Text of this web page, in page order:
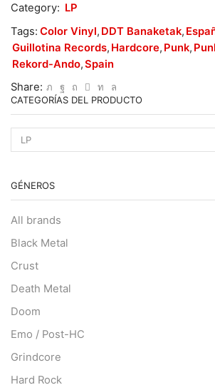
Amable
Category: LP
Tags: Color Vinyl, DDT Banaketak,
Guillotina Records, Hardcore, Punk,
Rekord-Ando,Spain
Share:
CATEGORÍAS DEL PRODUCTO
GÉNEROS
All brands
Black Metal
Crust
Death Metal
Doom
Emo / Post-HC
Grindcore
Hard Rock